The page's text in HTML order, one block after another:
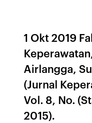
1 Okt 2019
Airlangga,
(Jurnal
Vol. 8, No.
2015).